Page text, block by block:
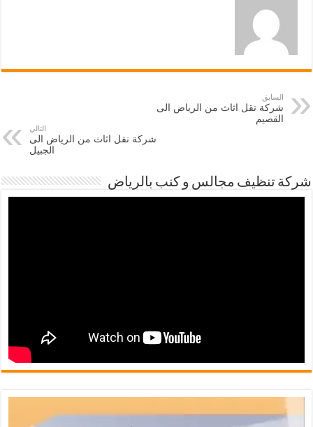
السابق
شركة نقل اثاث من الرياض الى
القصيم
التالي
شركة نقل اثاث من الرياض الى
الجبيل
شركة تنظيف مجالس و كنب بالرياض